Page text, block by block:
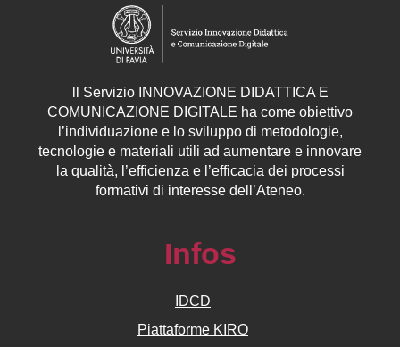
Servizio INNOVAZIONE DIDATTICA E
COMUNICAZIONE DIGITALE ha come obiettivo
l’individuazione e lo sviluppo di metodologie,
tecnologie e materiali utili ad aumentare e innovare
la qualità, l’efficienza e l’efficacia dei processi
formativi di interesse dell’Ateneo.
Infos
IDCD
Piattaforme KIRO